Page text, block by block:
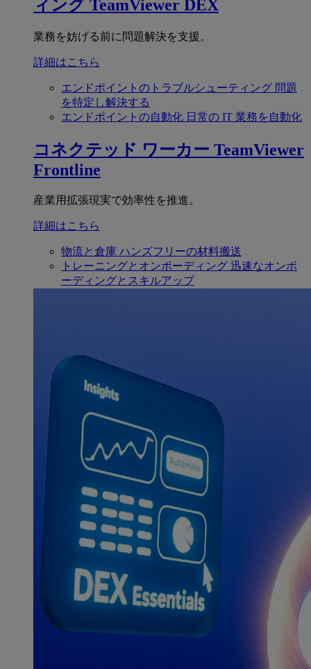
ィング TeamViewer DEX
業務を妨げる前に問題解決を支援。
詳細はこちら
エンドポイントのトラブルシューティング 問題
を特定し解決する
エンドポイントの自動化 日常の IT 業務を自動化
コネクテッド ワーカー TeamViewer
Frontline
産業用拡張現実で効率性を推進。
詳細はこちら
物流と倉庫 ハンズフリーの材料搬送
トレーニングとオンボーディング 迅速なオンボ
ーディングとスキルアップ